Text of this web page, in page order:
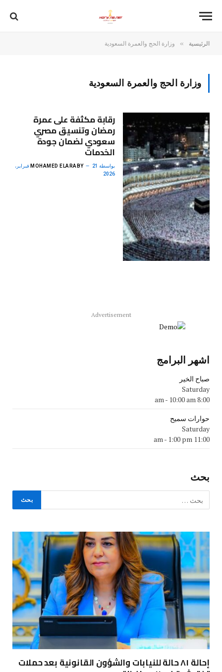
الرئيسية » وزارة الحج والعمرة السعودية
وزارة الحج والعمرة السعودية
رقابة مكثفة على عمرة
رمضان وتنسيق مصري
سعودي لضمان جودة
الخدمات
بواسطة MOHAMED ELARABY 21 فبراير،
2026
Advertisement
اشهر البرامج
صباح الخير
Saturday
8:00 am
- 10:00 am
حوارات سميح
Saturday
11:00 am
- 1:00 pm
بحث
إحالة ٨١ حالة للنيابات والشؤون القانونية بعد حملات